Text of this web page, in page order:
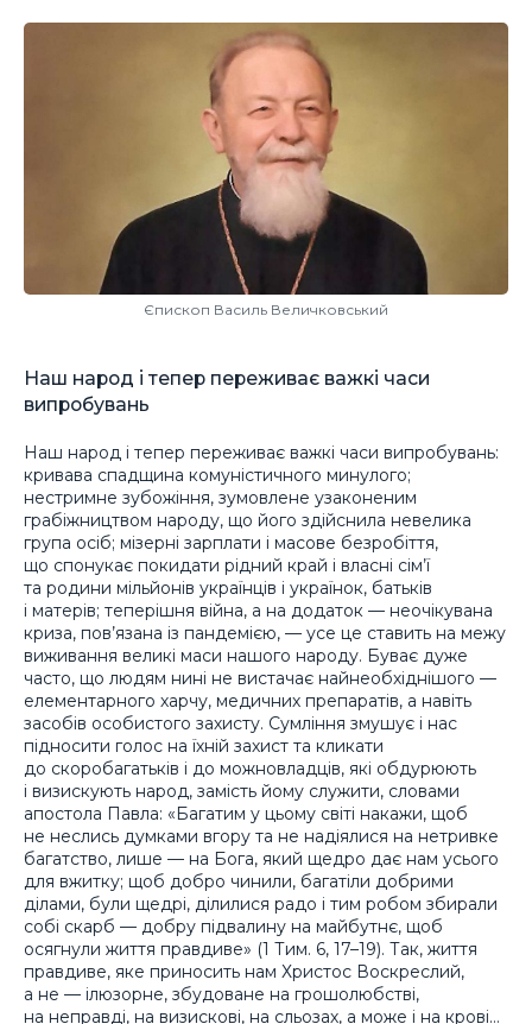
Єпископ Василь Величковський
Наш народ і тепер переживає важкі часи
випробувань
Наш народ і тепер переживає важкі часи випробувань:
кривава спадщина комуністичного минулого;
нестримне зубожіння, зумовлене узаконеним
грабіжництвом народу, що його здійснила невелика
група осіб; мізерні зарплати і масове безробіття,
що спонукає покидати рідний край і власні сім’ї
та родини мільйонів українців і українок, батьків
і матерів; теперішня війна, а на додаток — неочікувана
криза, пов’язана із пандемією, — усе це ставить на межу
виживання великі маси нашого народу. Буває дуже
часто, що людям нині не вистачає найнеобхіднішого —
елементарного харчу, медичних препаратів, а навіть
засобів особистого захисту. Сумління змушує і нас
підносити голос на їхній захист та кликати
до скоробагатьків і до можновладців, які обдурюють
і визискують народ, замість йому служити, словами
апостола Павла: «Багатим у цьому світі накажи, щоб
не неслись думками вгору та не надіялися на нетривке
багатство, лише — на Бога, який щедро дає нам усього
для вжитку; щоб добро чинили, багатіли добрими
ділами, були щедрі, ділилися радо і тим робом збирали
собі скарб — добру підвалину на майбутнє, щоб
осягнули життя правдиве» (1 Тим. 6, 17–19). Так, життя
правдиве, яке приносить нам Христос Воскреслий,
а не — ілюзорне, збудоване на грошолюбстві,
на неправді, на визискові, на сльозах, а може і на крові…